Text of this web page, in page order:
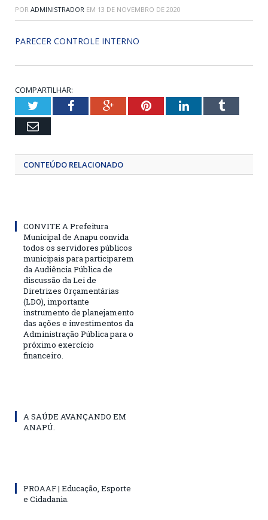
POR ADMINISTRADOR EM 13 DE NOVEMBRO DE 2020
PARECER CONTROLE INTERNO
COMPARTILHAR:
TwitterFacebookGoogle+PinterestLinkedInTumblr
Email
CONTEÚDO RELACIONADO
CONVITE A Prefeitura
Municipal de Anapu convida
todos os servidores públicos
municipais para participarem
da Audiência Pública de
discussão da Lei de
Diretrizes Orçamentárias
(LDO), importante
instrumento de planejamento
das ações e investimentos da
Administração Pública para o
próximo exercício
financeiro.
A SAÚDE AVANÇANDO EM
ANAPÚ.
PROAAF | Educação, Esporte
e Cidadania.